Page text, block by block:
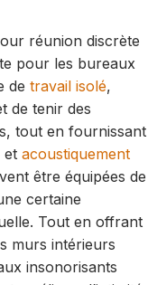
réunion discrète
pour les bureaux
de travail isolé,
de tenir des
tout en fournissant
et acoustiquement
être équipées de
certaine
Tout en offrant
murs intérieurs
insonorisants